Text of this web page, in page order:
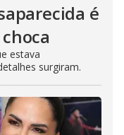
é
estava
surgiram.